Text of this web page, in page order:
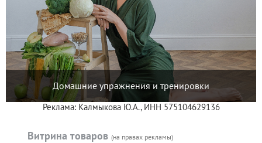
Домашние упражнения и тренировки
Реклама: Калмыкова Ю.А., ИНН 575104629136
Витрина товаров (на правах рекламы)